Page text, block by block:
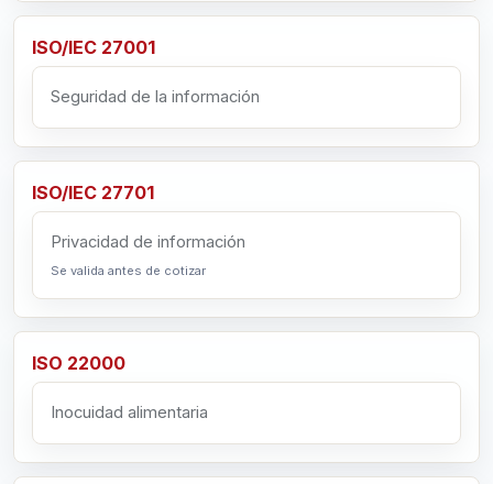
ISO/IEC 27001
Seguridad de la información
ISO/IEC 27701
Privacidad de información
Se valida antes de cotizar
ISO 22000
Inocuidad alimentaria